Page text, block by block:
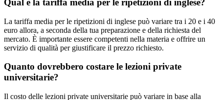
Qual è la tariffa media per le ripetizioni di inglese?
La tariffa media per le ripetizioni di inglese può variare tra i 20 e i 40
euro allora, a seconda della tua preparazione e della richiesta del
mercato. È importante essere competenti nella materia e offrire un
servizio di qualità per giustificare il prezzo richiesto.
Quanto dovrebbero costare le lezioni private
universitarie?
Il costo delle lezioni private universitarie può variare in base alla